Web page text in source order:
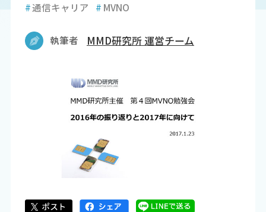
#通信キャリア # MVNO
執筆者 MMD研究所 運営チーム